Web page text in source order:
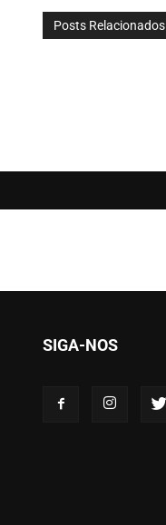
Posts Relacionados
SIGA-NOS